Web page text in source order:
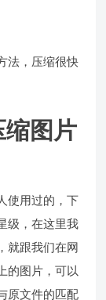
法，压缩很快
图片
使用过的，下
级，在这里我
就跟我们在网
的图片，可以
原文件的匹配